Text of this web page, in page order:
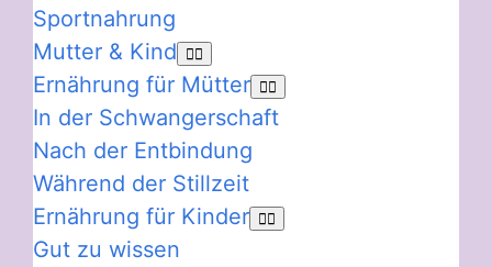
Sportnahrung
Mutter & Kind
Ernährung für Mütter
In der Schwangerschaft
Nach der Entbindung
Während der Stillzeit
Ernährung für Kinder
Gut zu wissen